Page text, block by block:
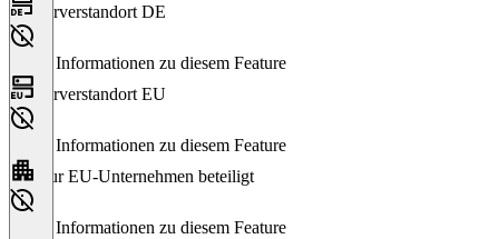
Serverstandort DE
Keine Informationen zu diesem Feature
Serverstandort EU
Keine Informationen zu diesem Feature
Nur EU-Unternehmen beteiligt
Keine Informationen zu diesem Feature